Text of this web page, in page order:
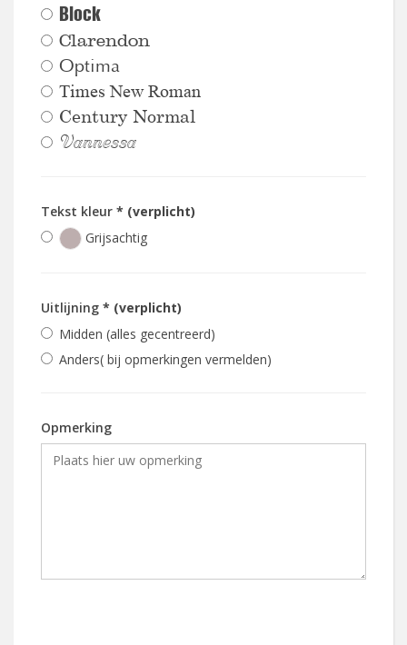
Block
Clarendon
Optima
Times New Roman
Century Normal
Vannessa
Tekst kleur * (verplicht)
Grijsachtig
Uitlijning * (verplicht)
Midden (alles gecentreerd)
Anders( bij opmerkingen vermelden)
Opmerking